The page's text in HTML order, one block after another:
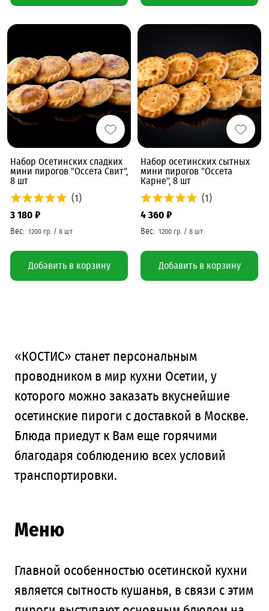
Набор Осетинских сладких
мини пирогов "Оссета Свит",
8 шт
(1)
3 180 ₽
Добавить в корзину
Набор осетинских сытных
мини пирогов "Оссета
Карне", 8 шт
(1)
4 360 ₽
Добавить в корзину
«КОСТИС» станет персональным
проводником в мир кухни Осетии, у
которого можно заказать вкуснейшие
осетинские пироги с доставкой в Москве.
Блюда приедут к Вам еще горячими
благодаря соблюдению всех условий
транспортировки.
Меню
Главной особенностью осетинской кухни
является сытность кушанья, в связи с этим